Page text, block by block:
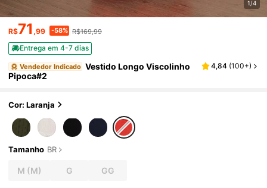
1/4
R$71 ,99 -58% R$169,99
Entrega em 4-7 dias
Vendedor Indicado Vestido Longo Viscolinho
Pipoca#2
4,84 (100+)
Cor: Laranja
Tamanho BR
M (M) G GG